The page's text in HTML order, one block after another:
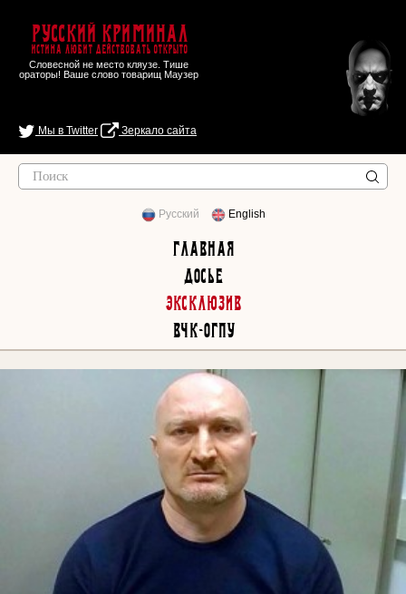
Русский Криминал
Истина любит действовать открыто
Словесной не место кляузе. Тише
ораторы! Ваше слово товарищ Маузер
Мы в Twitter Зеркало сайта
Русский English
Главная
Досье
Эксклюзив
ВЧК-ОГПУ